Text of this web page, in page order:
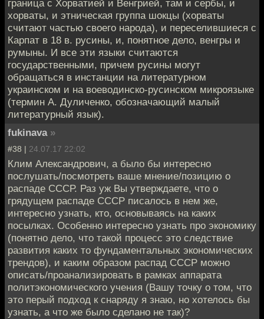
граница с Хорватией и Венгрией, там и сербы, и
хорваты, и этническая группа шокцы (хорваты
считают частью своего народа), и переселившиеся с
Карпат в 18 в. русины, и, понятное дело, венгры и
румыны. И все эти языки считаются
государственными, причем русины могут
обращаться в инстанции на литературном
украинском и на воеводинско-русинском микроязыке
(термин А. Дуличенко, обозначающий малый
литературный язык).
fukinava »
#38 | 24.07.17 22:02
Клим Александрович, а было бы интересно
послушать/посмотреть ваше мнение/позицию о
распаде СССР. Раз уж Вы утверждаете, что о
грядущем распаде СССР писалось в нем же,
интересно узнать, кто, основываясь на каких
посылках. Особенно интересно узнать про экономику
(понятно дело, что такой процесс это следствие
развития каких то фундаментальных экономических
трендов), и каким образом распад СССР можно
описать/проанализировать в рамках аппарата
политэкономического учения (Вашу точку о том, что
это перый подход к снаряду я знаю, но хотелось бы
узнать, а что же было сделано не так)?